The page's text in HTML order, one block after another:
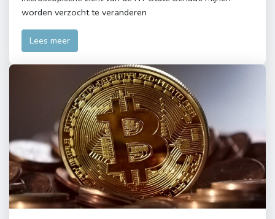
worden verzocht te veranderen
Lees meer